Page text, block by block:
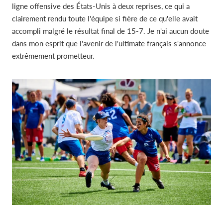
ligne offensive des États-Unis à deux reprises, ce qui a
clairement rendu toute l'équipe si fière de ce qu'elle avait
accompli malgré le résultat final de 15-7. Je n'ai aucun doute
dans mon esprit que l'avenir de l'ultimate français s'annonce
extrêmement prometteur.